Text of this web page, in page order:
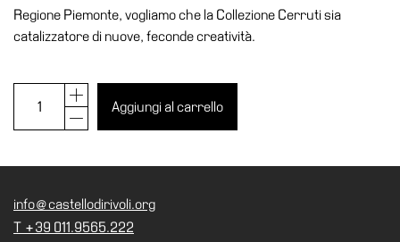
Regione Piemonte, vogliamo che la Collezione Cerruti sia
catalizzatore di nuove, feconde creatività.
Cerruti
quantità
Aggiungi al carrello
info@castellodirivoli.org
T +39 011.9565.222